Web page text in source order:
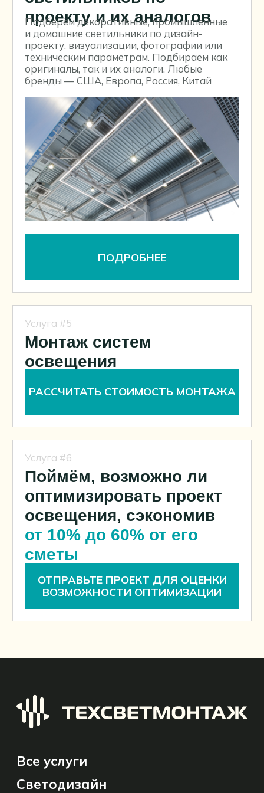
Услуга #5
Монтаж систем
освещения
Услуга #6
Поймём, возможно ли
оптимизировать проект
освещения, сэкономив
от 10% до 60% от его
сметы
ОТПРАВЬТЕ ПРОЕКТ ДЛЯ ОЦЕНКИ
ВОЗМОЖНОСТИ ОПТИМИЗАЦИИ
РАССЧИТАТЬ СТОИМОСТЬ МОНТАЖА
Разработка сайта
Все услуги
Светодизайн
Подбор светильников
Все проекты
Контакты